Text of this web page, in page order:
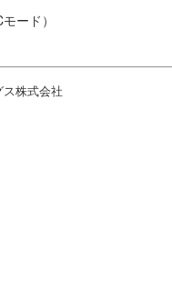
ード）
株式会社